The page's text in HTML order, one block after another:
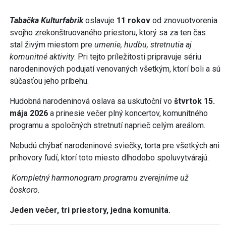
Tabačka Kulturfabrikoslavuje 11 rokov od znovuotvorenia
svojho zrekonštruovaného priestoru, ktorý sa za ten čas
stal živým miestom pre umenie, hudbu, stretnutia aj
komunitné aktivity. Pri tejto príležitosti pripravuje sériu
narodeninových podujatí venovaných všetkým, ktorí boli a sú
súčasťou jeho príbehu.
Hudobná narodeninová oslava sa uskutoční vo štvrtok 15.
mája 2026 a prinesie večer plný koncertov, komunitného
programu a spoločných stretnutí naprieč celým areálom.
Nebudú chýbať narodeninové sviečky, torta pre všetkých ani
príhovory ľudí, ktorí toto miesto dlhodobo spoluvytvárajú.
Kompletný harmonogram programu zverejníme už
čoskoro.
Jeden večer, tri priestory, jedna komunita.